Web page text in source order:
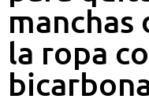
manchas
la ropa